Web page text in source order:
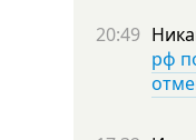
20:49
рф